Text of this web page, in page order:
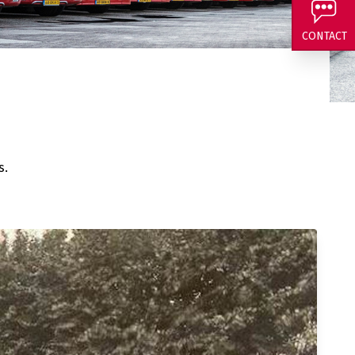
et vous êtes
CONTACT